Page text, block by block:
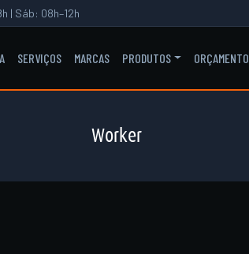
| Sáb: 08h–12h
SERVIÇOS MARCAS PRODUTOS ORÇAMENTO
Worker